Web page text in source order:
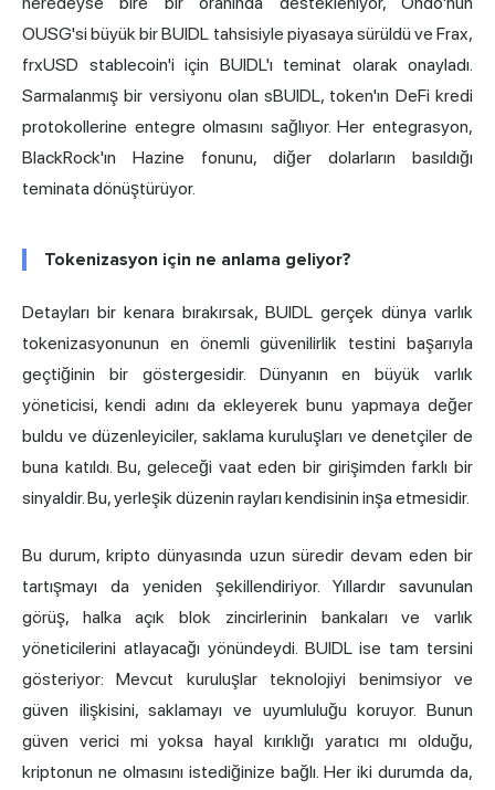
OUSG'si büyük bir BUIDL tahsisiyle piyasaya sürüldü ve Frax,
frxUSD stablecoin'i için BUIDL'ı teminat olarak onayladı.
Sarmalanmış bir versiyonu olan sBUIDL, token'ın DeFi kredi
protokollerine entegre olmasını sağlıyor. Her entegrasyon,
BlackRock'ın Hazine fonunu, diğer dolarların basıldığı
teminata dönüştürüyor.
Tokenizasyon için ne anlama geliyor?
Detayları bir kenara bırakırsak, BUIDL gerçek dünya varlık
tokenizasyonunun en önemli güvenilirlik testini başarıyla
geçtiğinin bir göstergesidir. Dünyanın en büyük varlık
yöneticisi, kendi adını da ekleyerek bunu yapmaya değer
buldu ve düzenleyiciler, saklama kuruluşları ve denetçiler de
buna katıldı. Bu, geleceği vaat eden bir girişimden farklı bir
sinyaldir. Bu, yerleşik düzenin rayları kendisinin inşa etmesidir.
Bu durum, kripto dünyasında uzun süredir devam eden bir
tartışmayı da yeniden şekillendiriyor. Yıllardır savunulan
görüş, halka açık blok zincirlerinin bankaları ve varlık
yöneticilerini atlayacağı yönündeydi. BUIDL ise tam tersini
gösteriyor: Mevcut kuruluşlar teknolojiyi benimsiyor ve
güven ilişkisini, saklamayı ve uyumluluğu koruyor. Bunun
güven verici mi yoksa hayal kırıklığı yaratıcı mı olduğu,
kriptonun ne olmasını istediğinize bağlı. Her iki durumda da,